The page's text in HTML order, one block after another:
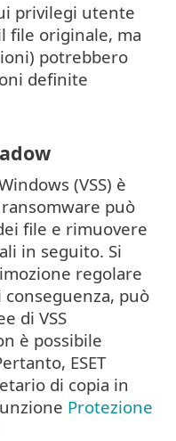
privilegi utente
file originale, ma
potrebbero
definite
(VSS) è
può
file e rimuovere
in seguito. Si
regolare
può
di VSS
è possibile
ESET
di copia in
Protezione